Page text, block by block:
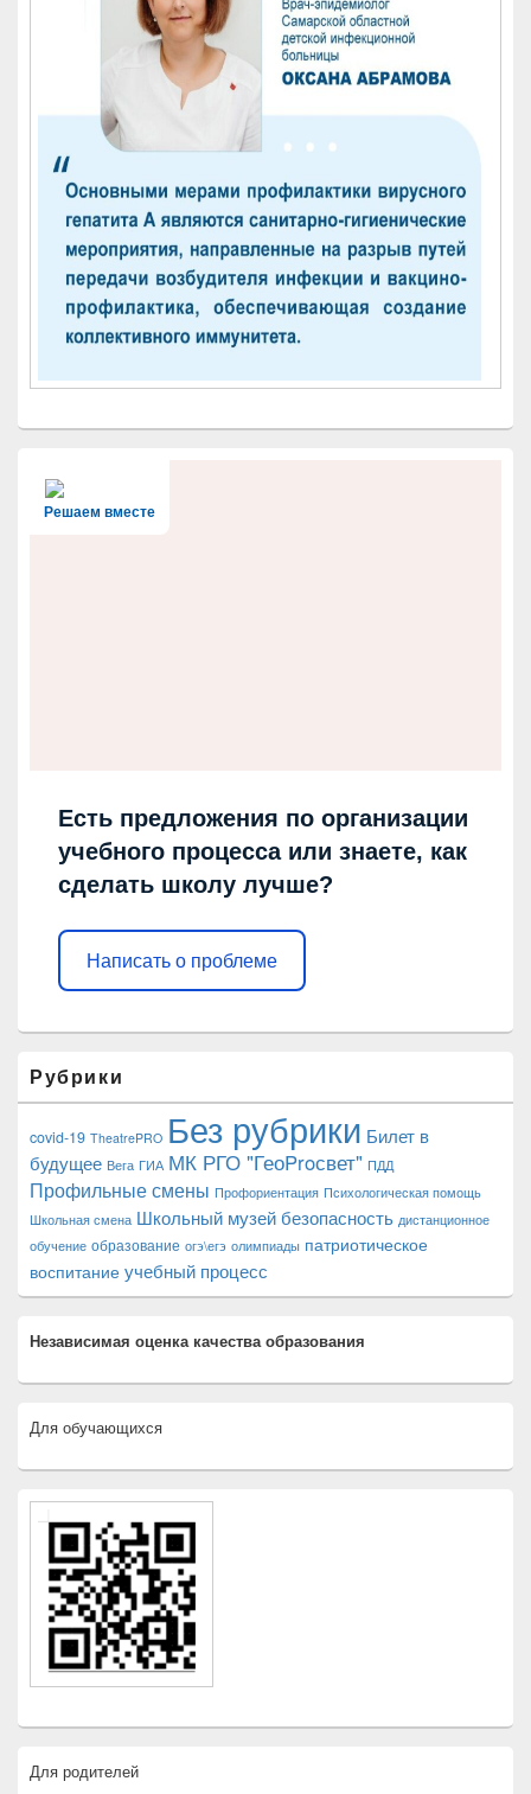
Решаем вместе
Есть предложения по организации
учебного процесса или знаете, как
сделать школу лучше?
Написать о проблеме
Рубрики
covid-19 TheatrePRO Без рубрики Билет в
будущее Вега ГИА МК РГО "ГеоProсвет" ПДД
Профильные смены Профориентация Психологическая помощь
Школьная смена Школьный музей безопасность дистанционное
обучение образование огэ\егэ олимпиады патриотическое
воспитание учебный процесс
Независимая оценка качества образования
Для обучающихся
Для родителей